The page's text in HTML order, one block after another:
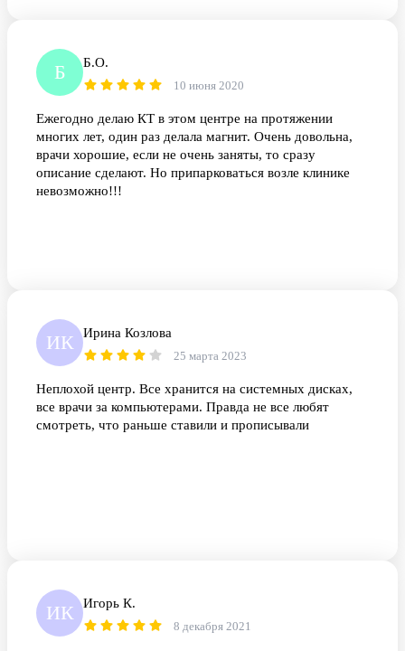
Б Б.О.
10 июня 2020
Ежегодно делаю КТ в этом центре на протяжении
многих лет, один раз делала магнит. Очень довольна,
врачи хорошие, если не очень заняты, то сразу
описание сделают. Но припарковаться возле клинике
невозможно!!!
ИК Ирина Козлова
25 марта 2023
Неплохой центр. Все хранится на системных дисках,
все врачи за компьютерами. Правда не все любят
смотреть, что раньше ставили и прописывали
ИК Игорь К.
8 декабря 2021